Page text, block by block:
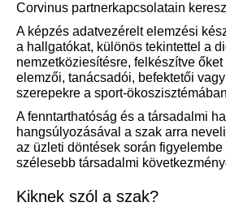
Corvinus partnerkapcsolatain
A képzés adatvezérelt elemzési
a hallgatókat, különös tekintettel a
nemzetköziesítésre, felkészítve
elemzői, tanácsadói, befektetői
szerepekre a sport-
A fenntarthatóság és a társadalmi
hangsúlyozásával a szak arra
az üzleti döntések során
szélesebb társadalmi
Kiknek szól a szak?